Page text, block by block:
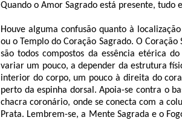
Quando o Amor Sagrado está presente, tudo
Houve alguma confusão quanto à
ou o Templo do Coração Sagrado. O
são todos compostos da essência etérica
variar um pouco, a depender da estrutura
interior do corpo, um pouco à direita do
perto da espinha dorsal. Apoia-se contra o
chacra coronário, onde se conecta com a
Prata. Lembrem-se, a Mente Sagrada e o